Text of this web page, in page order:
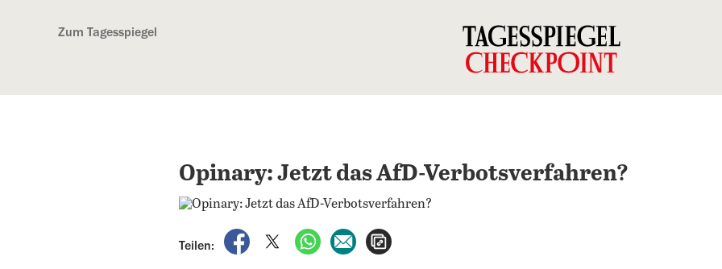
Zum Tagesspiegel
Opinary: Jetzt das AfD-Verbotsverfahren?
Teilen:
auf Facebook teilen
auf X teilenper WhatsApp teilen
per E-Mail teilen